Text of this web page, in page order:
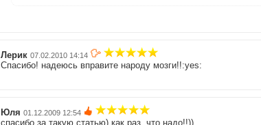
Лерик 07.02.2010 14:14
Спасибо! надеюсь вправите народу мозги!!:yes:
Юля 01.12.2009 12:54
спасибо за такую статью) как раз, что надо!!))